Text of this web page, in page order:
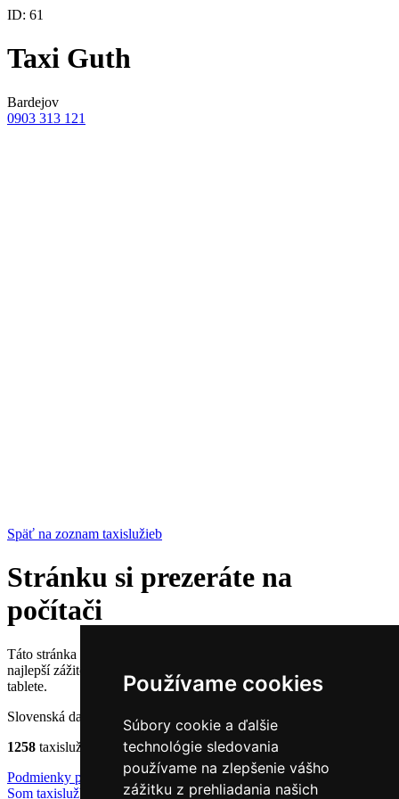
Používame cookies
Súbory cookie a ďalšie
technológie sledovania
používame na zlepšenie vášho
zážitku z prehliadania našich
ID: 61
Taxi Guth
Bardejov
0903 313 121
Späť na zoznam taxislužieb
Stránku si prezeráte na
počítači
Táto stránka bola primárne navrhnutá pre mobilné zariadenia. Pre čo
najlepší zážitok, Vám odporúčame, otvoriť si ju na mobile alebo
tablete.
Slovenská databáza taxislužieb
1258 taxislužieb a 3185tel. čísel
Podmienky používania | Ochrana súkromia Nastavenie cookies
Som taxislužba
Reklama | Kontakt